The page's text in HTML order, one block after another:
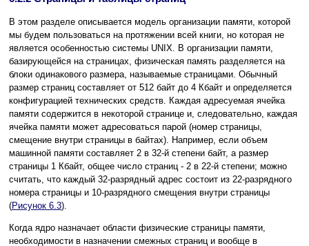
В этом разделе описывается модель организации памяти, которой
мы будем пользоваться на протяжении всей книги, но которая не
является особенностью системы UNIX. В организации памяти,
базирующейся на страницах, физическая память разделяется на
блоки одинакового размера, называемые страницами. Обычный
размер страниц составляет от 512 байт до 4 Кбайт и определяется
конфигурацией технических средств. Каждая адресуемая ячейка
памяти содержится в некоторой странице и, следовательно, каждая
ячейка памяти может адресоваться парой (номер страницы,
смещение внутри страницы в байтах). Например, если объем
машинной памяти составляет 2 в 32-й степени байт, а размер
страницы 1 Кбайт, общее число страниц - 2 в 22-й степени; можно
считать, что каждый 32-разрядный адрес состоит из 22-разрядного
номера страницы и 10-разрядного смещения внутри страницы
(Рисунок 6.3).
Когда ядро назначает области физические страницы памяти,
необходимости в назначении смежных страниц и вообще в